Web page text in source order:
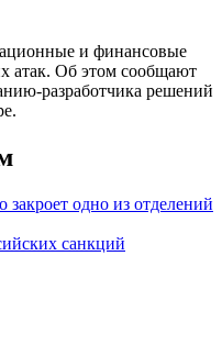
и финансовые
атак. Об этом сообщают
разработчика решений
одно из отделений
санкций